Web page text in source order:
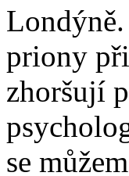
priony
zhoršují
se